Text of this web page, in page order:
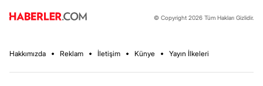
© Copyright 2026 Tüm Hakları Gizlidir.
Hakkımızda Reklam İletişim Künye Yayın İlkeleri